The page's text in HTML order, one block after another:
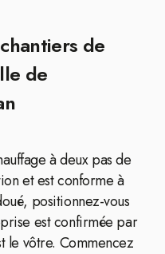
de
de
à deux pas de
et est conforme à
positionnez-vous
est confirmée par
le vôtre. Commencez